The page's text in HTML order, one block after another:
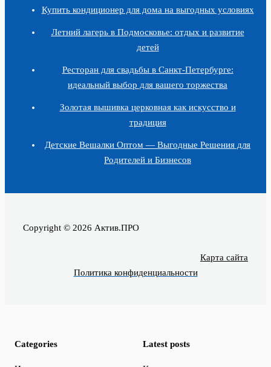
Купить кондиционер для дома на выгодных условиях
Летний лагерь в Подмосковье: отдых и развитие
детей
Ресторан для свадьбы в Санкт-Петербурге:
идеальный выбор для вашего торжества
Золотая вышивка церковная как искусство и
традиция
Детские Вешалки Оптом — Выгодные Решения для
Родителей и Бизнесов
Copyright © 2026 Актив.ПРО
Карта сайта
Политика конфиденциальности
Categories Latest posts